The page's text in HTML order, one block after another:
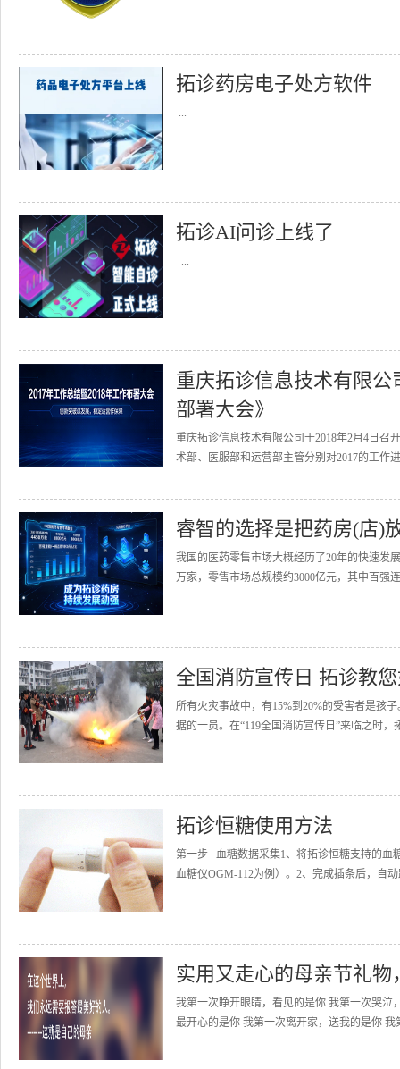
拓诊药房电子处方软件
...
拓诊AI问诊上线了
...
重庆拓诊信息技术有限公
部署大会》
重庆拓诊信息技术有限公司于2018年2月4日召
术部、医服部和运营部主管分别对2017的工作
睿智的选择是把药房(店)
我国的医药零售市场大概经历了20年的快速发
万家，零售市场总规模约3000亿元，其中百强
全国消防宣传日 拓诊教
所有火灾事故中，有15%到20%的受害者是孩
据的一员。在“119全国消防宣传日”来临之时
拓诊恒糖使用方法
第一步 血糖数据采集1、将拓诊恒糖支持的血
血糖仪OGM-112为例）。2、完成插条后，自
实用又走心的母亲节礼
我第一次睁开眼睛，看见的是你 我第一次哭泣
最开心的是你 我第一次离开家，送我的是你